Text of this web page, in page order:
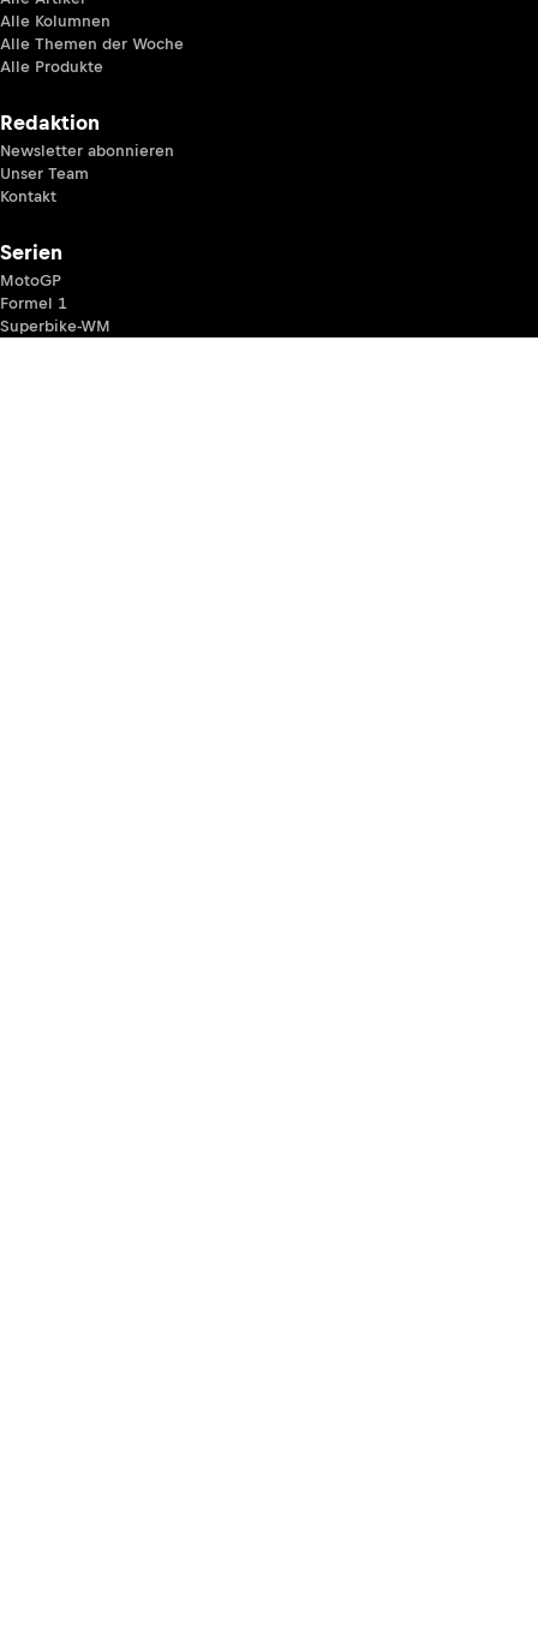
Alle Kolumnen
Alle Themen der Woche
Alle Produkte
Redaktion
Newsletter abonnieren
Unser Team
Kontakt
Serien
MotoGP
Formel 1
Superbike-WM